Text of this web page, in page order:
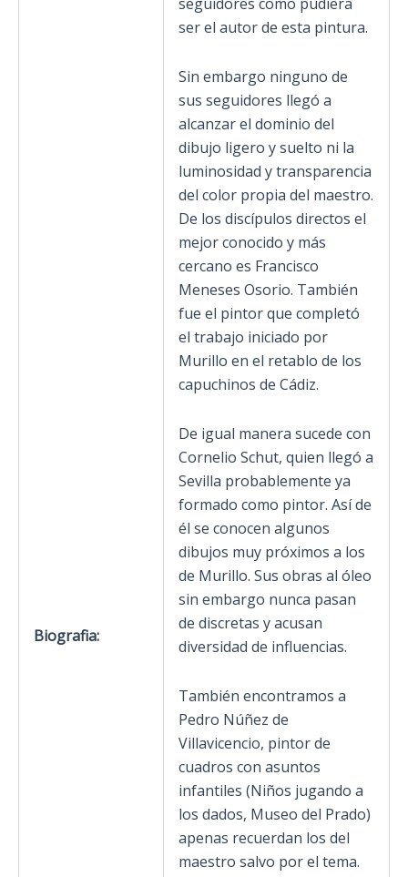
Biografia:
ser el autor de esta pintura.
Sin embargo ninguno de
sus seguidores llegó a
alcanzar el dominio del
dibujo ligero y suelto ni la
luminosidad y transparencia
del color propia del maestro.
De los discípulos directos el
mejor conocido y más
cercano es Francisco
Meneses Osorio. También
fue el pintor que completó
el trabajo iniciado por
Murillo en el retablo de los
capuchinos de Cádiz.
De igual manera sucede con
Cornelio Schut, quien llegó a
Sevilla probablemente ya
formado como pintor. Así de
él se conocen algunos
dibujos muy próximos a los
de Murillo. Sus obras al óleo
sin embargo nunca pasan
de discretas y acusan
diversidad de influencias.
También encontramos a
Pedro Núñez de
Villavicencio, pintor de
cuadros con asuntos
infantiles (Niños jugando a
los dados, Museo del Prado)
apenas recuerdan los del
maestro salvo por el tema.